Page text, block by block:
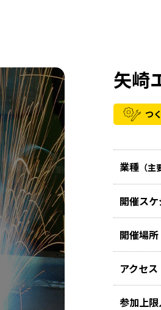
矢崎
つ
業種（主
開催ス
開催場所
アクセス
参加上